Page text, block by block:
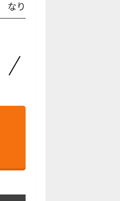
なります。